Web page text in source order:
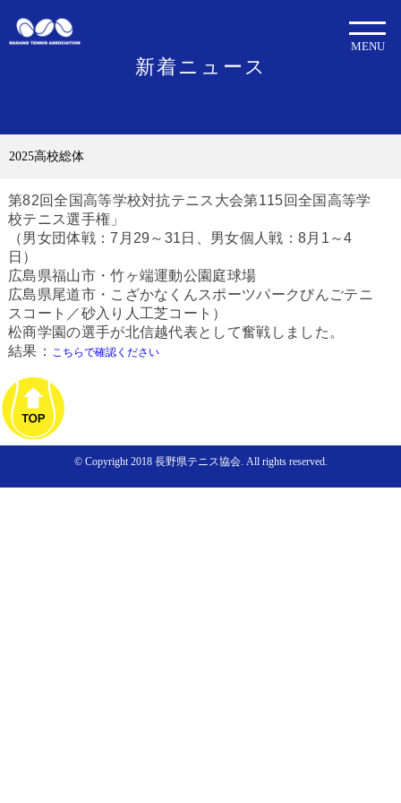
新着ニュース
MENU
2025高校総体
第82回全国高等学校対抗テニス大会第115回全国高等学
校テニス選手権」
（男女団体戦：7月29～31日、男女個人戦：8月1～4
日）
広島県福山市・竹ヶ端運動公園庭球場
広島県尾道市・こざかなくんスポーツパークびんごテニ
スコート／砂入り人工芝コート）
松商学園の選手が北信越代表として奮戦しました。
結果： こちらで確認ください
© Copyright 2018 長野県テニス協会. All rights reserved.